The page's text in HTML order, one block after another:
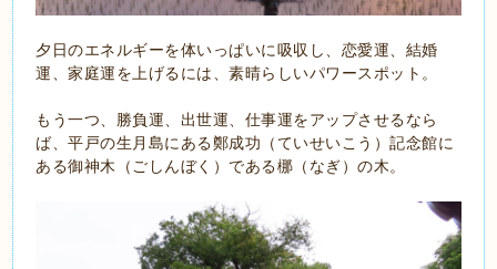
夕日のエネルギーを体いっぱいに吸収し、恋愛運、結婚
運、家庭運を上げるには、素晴らしいパワースポット。
もう一つ、勝負運、出世運、仕事運をアップさせるなら
ば、平戸の生月島にある鄭成功（ていせいこう）記念館に
ある御神木（ごしんぼく）である梛（なぎ）の木。